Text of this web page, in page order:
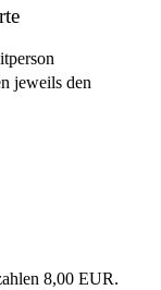
jeweils den
8,00 EUR.